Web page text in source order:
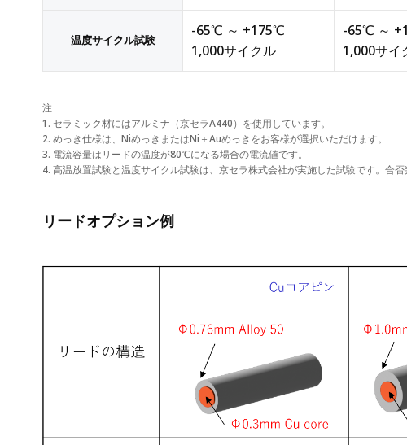
温度サイクル試験
-65℃ ～ +175℃
1,000サイクル
-65℃ ～
1,000サイ
注
1. セラミック材にはアルミナ（京セラA440）を使用しています。
2. めっき仕様は、NiめっきまたはNi＋Auめっきをお客様が選択いただけます。
3. 電流容量はリードの温度が80℃になる場合の電流値です。
4. 高温放置試験と温度サイクル試験は、京セラ株式会社が実施した試験です。合否
リードオプション例